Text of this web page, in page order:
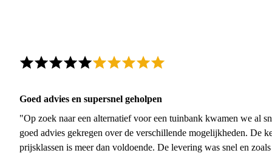
Goed advies en supersnel geholpen
"Op zoek naar een alternatief voor een tuinbank kwamen we al
goed advies gekregen over de verschillende mogelijkheden. De
prijsklassen is meer dan voldoende. De levering was snel en